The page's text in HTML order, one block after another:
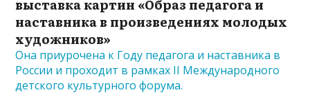
выставка картин «Образ педагога и
наставника в произведениях молодых
художников»
Она приурочена к Году педагога и наставника в
России и проходит в рамках II Международного
детского культурного форума.